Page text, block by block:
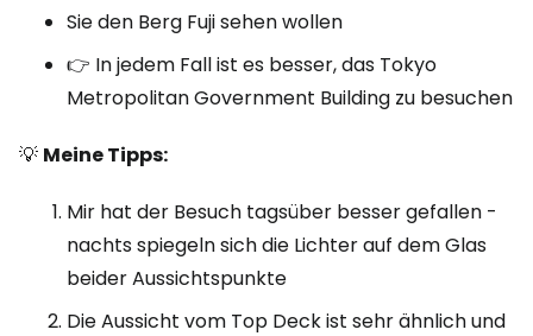
Sie den Berg Fuji sehen wollen
👉 In jedem Fall ist es besser, das Tokyo
Metropolitan Government Building zu besuchen
💡 Meine Tipps:
Mir hat der Besuch tagsüber besser gefallen -
nachts spiegeln sich die Lichter auf dem Glas
beider Aussichtspunkte
Die Aussicht vom Top Deck ist sehr ähnlich und